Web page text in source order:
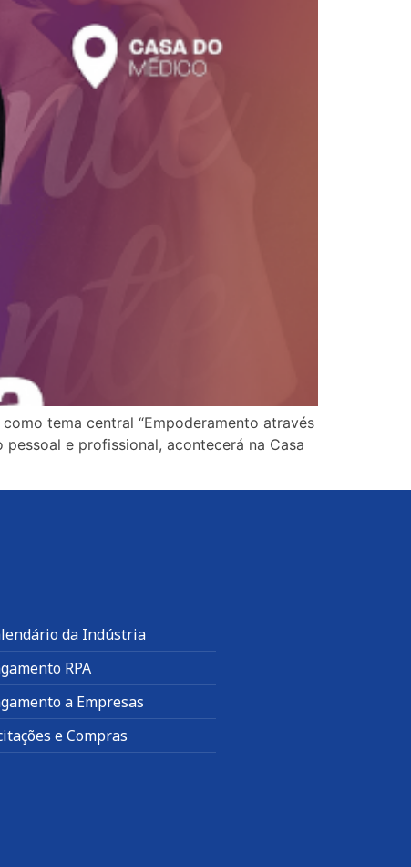
tema central “Empoderamento através
e profissional, acontecerá na Casa
da Indústria
RPA
a Empresas
e Compras